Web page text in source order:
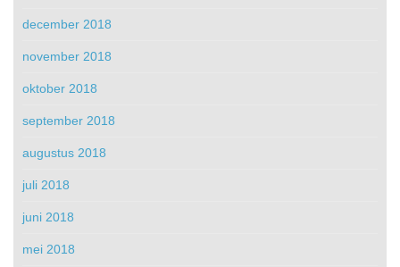
december 2018
november 2018
oktober 2018
september 2018
augustus 2018
juli 2018
juni 2018
mei 2018